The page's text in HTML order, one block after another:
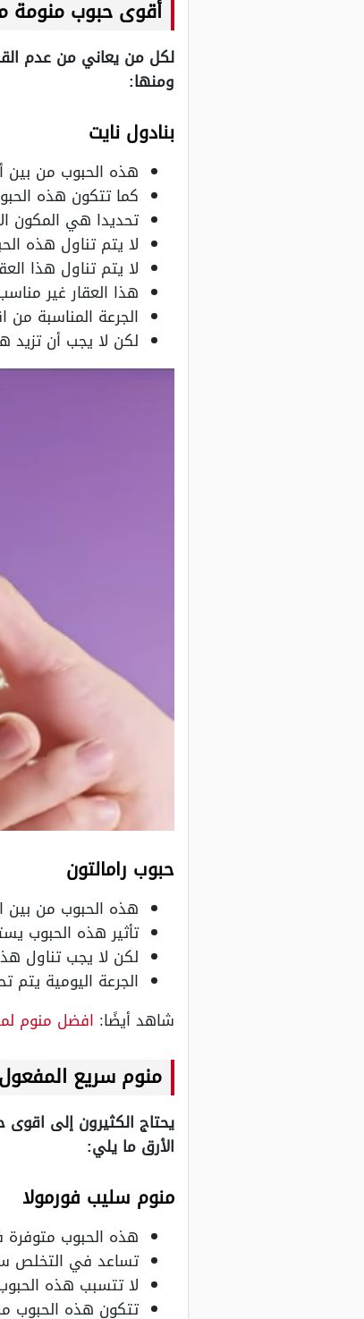
أقوى حبوب منومة
لكل من يعاني من عدم
ومنها:
بنادول نايت
هذه الحبوب من بين
كما تتكون هذه الحبوب من مادة
تحديدا هي المكون
لا يتم تناول هذه
لا يتم تناول هذا
هذا العقار غير مناسب
الجرعة المناسبة
لكن لا يجب أن تزيد هذه الحبوب عن 3 أسابيع،
حبوب رامالتون
هذه الحبوب من بين
تأثير هذه الحبوب يستمر لمدة 8 ساعات
لكن لا يجب تناول هذه
الجرعة اليومية يتم
شاهد أيضًا: افضل منوم لمدة 8
منوم سريع المفعول
يحتاج الكثيرون إلى
الأرق ما يلي:
منوم سليب فورمولا
هذه الحبوب متوفرة
تساعد في التخلص
لا تتسبب هذه
تتكون هذه الحبوب